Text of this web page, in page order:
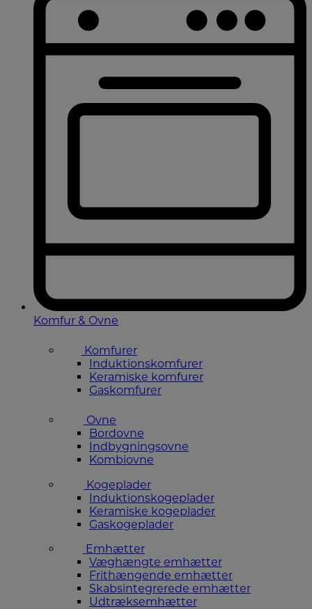
Komfur & Ovne
Komfurer
Induktionskomfurer
Keramiske komfurer
Gaskomfurer
Ovne
Bordovne
Indbygningsovne
Kombiovne
Kogeplader
Induktionskogeplader
Keramiske kogeplader
Gaskogeplader
Emhætter
Væghængte emhætter
Frithængende emhætter
Skabsintegrerede emhætter
Udtræksemhætter